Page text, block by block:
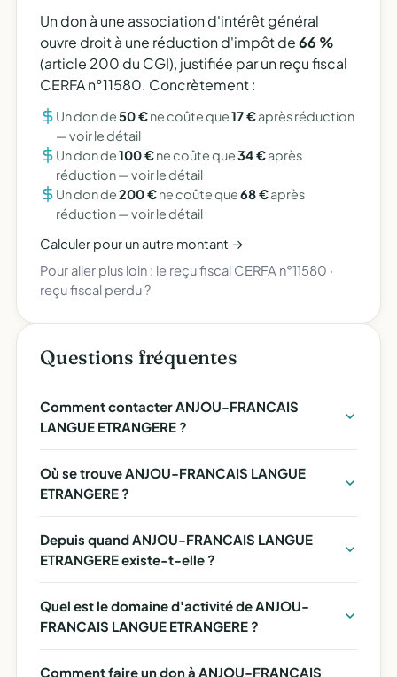
Un don à une association d'intérêt général
ouvre droit à une réduction d'impôt de66 %
(article 200 du CGI), justifiée par un reçu fiscal
CERFA n°11580. Concrètement :
Un don de50 €ne coûte que17 €après réduction
—voir le détail
Un don de100 €ne coûte que34 €après
réduction —voir le détail
Un don de200 €ne coûte que68 €après
réduction —voir le détail
Calculer pour un autre montant →
Pour aller plus loin : le reçu fiscal CERFA n°11580 ·
reçu fiscal perdu ?
Questions fréquentes
Comment contacter ANJOU-FRANCAIS
LANGUE ETRANGERE ?
Où se trouve ANJOU-FRANCAIS LANGUE
ETRANGERE ?
Depuis quand ANJOU-FRANCAIS LANGUE
ETRANGERE existe-t-elle ?
Quel est le domaine d'activité de ANJOU-
FRANCAIS LANGUE ETRANGERE ?
Comment faire un don à ANJOU-FRANCAIS